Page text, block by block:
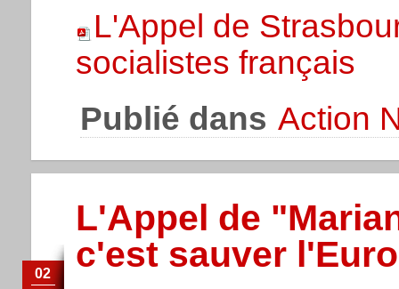
L'Appel de
socialistes français
Publié dans Action
L'Appel de
c'est sauver
02